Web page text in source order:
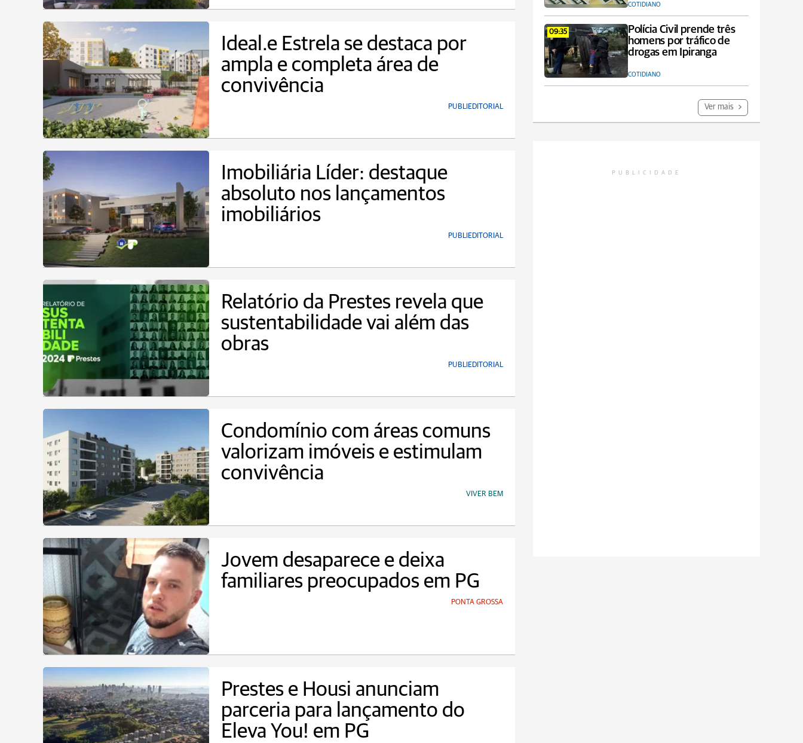
Ideal.e Estrela se destaca por
ampla e completa área de
convivência
PUBLIEDITORIAL
Imobiliária Líder: destaque
absoluto nos lançamentos
imobiliários
PUBLIEDITORIAL
Relatório da Prestes revela que
sustentabilidade vai além das
obras
PUBLIEDITORIAL
Condomínio com áreas comuns
valorizam imóveis e estimulam
convivência
VIVER BEM
Jovem desaparece e deixa
familiares preocupados em PG
PONTA GROSSA
Prestes e Housi anunciam
parceria para lançamento do
Eleva You! em PG
COTIDIANO
09:35
Polícia Civil prende três
homens por tráfico de
drogas em Ipiranga
COTIDIANO
Ver mais
PUBLICIDADE